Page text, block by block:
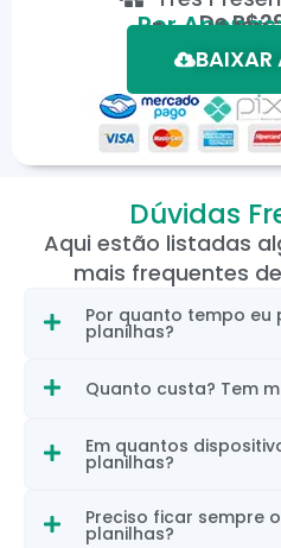
De
Por
Em até 12X
*Oferta válida por
Dúvidas
Aqui estão listadas
mais frequentes
Por quanto tempo eu
planilhas?
Quanto custa? Tem
Em quantos
planilhas?
Preciso ficar sempre
planilhas?